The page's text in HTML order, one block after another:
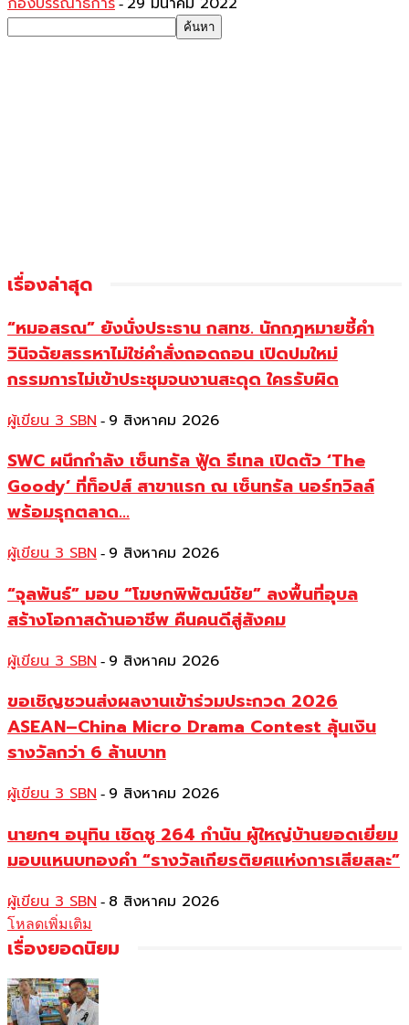
-
เรื่องล่าสุด
“หมอสรณ” ยังนั่งประธาน กสทช. นักกฎหมายชี้คำ
วินิจฉัยสรรหาไม่ใช่คำสั่งถอดถอน เปิดปมใหม่
กรรมการไม่เข้าประชุมจนงานสะดุด ใครรับผิด
ผู้เขียน 3 SBN - 9 สิงหาคม 2026
SWC ผนึกกำลัง เซ็นทรัล ฟู้ด รีเทล เปิดตัว ‘The
Goody’ ที่ท็อปส์ สาขาแรก ณ เซ็นทรัล นอร์ทวิลล์
พร้อมรุกตลาด...
ผู้เขียน 3 SBN - 9 สิงหาคม 2026
“จุลพันธ์” มอบ “โฆษกพิพัฒน์ชัย” ลงพื้นที่อุบล
สร้างโอกาสด้านอาชีพ คืนคนดีสู่สังคม
ผู้เขียน 3 SBN - 9 สิงหาคม 2026
ขอเชิญชวนส่งผลงานเข้าร่วมประกวด 2026
ASEAN–China Micro Drama Contest ลุ้นเงิน
รางวัลกว่า 6 ล้านบาท
ผู้เขียน 3 SBN - 9 สิงหาคม 2026
นายกฯ อนุทิน เชิดชู 264 กำนัน ผู้ใหญ่บ้านยอดเยี่ยม
มอบแหนบทองคำ “รางวัลเกียรติยศแห่งการเสียสละ”
ผู้เขียน 3 SBN - 8 สิงหาคม 2026
โหลดเพิ่มเติม
เรื่องยอดนิยม